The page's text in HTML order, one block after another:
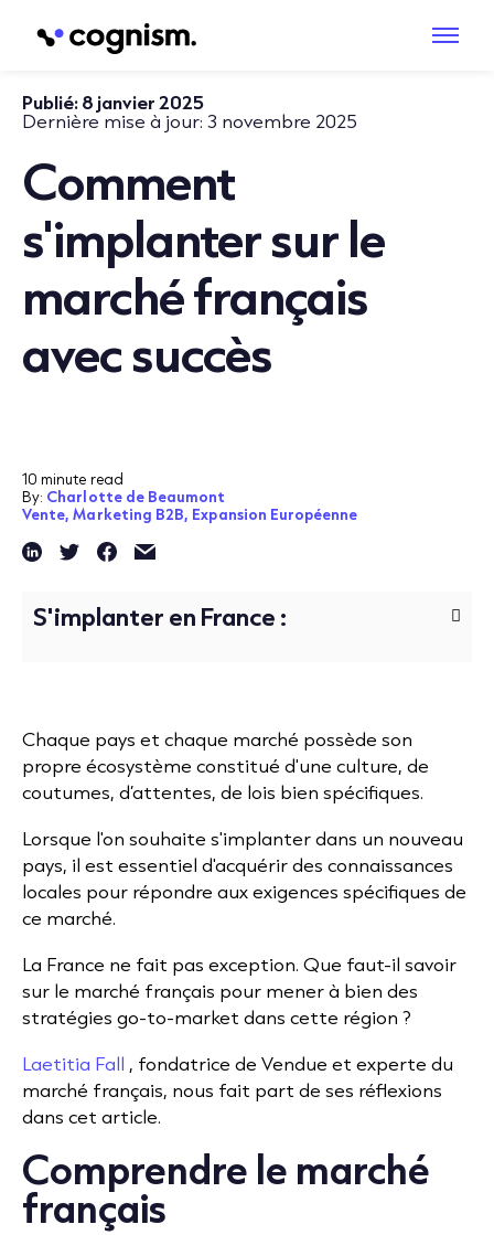
Publié:8 janvier 2025
Dernière mise à jour: 3 novembre 2025
Comment
s'implanter sur le
marché français
avec succès
10 minute read
By: Charlotte de Beaumont
Vente,Marketing B2B, Expansion Européenne
S'implanter en France :
Chaque pays et chaque marché possède son
propre écosystème constitué d'une culture, de
coutumes, d’attentes, de lois bien spécifiques.
Lorsque l'on souhaite s'implanter dans un nouveau
pays, il est essentiel d'acquérir des connaissances
locales pour répondre aux exigences spécifiques de
ce marché.
La France ne fait pas exception. Que faut-il savoir
sur le marché français pour mener à bien des
stratégies go-to-market dans cette région ?
Laetitia Fall , fondatrice de Vendue et experte du
marché français, nous fait part de ses réflexions
dans cet article.
Comprendre le marché
français